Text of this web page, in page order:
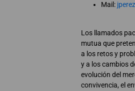
Mail:
Los llamados
mutua que
a los retos y
y a los cambios
evolución del
convivencia, el